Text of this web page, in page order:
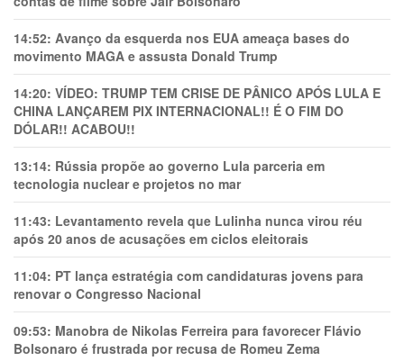
14:52: Avanço da esquerda nos EUA ameaça bases do
movimento MAGA e assusta Donald Trump
14:20: VÍDEO: TRUMP TEM CRlSE DE PÂNlCO APÓS LULA E
CHINA LANÇAREM PIX INTERNACIONAL!! É O FIM DO
DÓLAR!! ACABOU!!
13:14: Rússia propõe ao governo Lula parceria em
tecnologia nuclear e projetos no mar
11:43: Levantamento revela que Lulinha nunca virou réu
após 20 anos de acusações em ciclos eleitorais
11:04: PT lança estratégia com candidaturas jovens para
renovar o Congresso Nacional
09:53: Manobra de Nikolas Ferreira para favorecer Flávio
Bolsonaro é frustrada por recusa de Romeu Zema